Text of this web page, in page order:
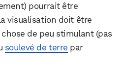
pourrait être
visualisation doit être
de peu stimulant (pas
soulevé de terre par